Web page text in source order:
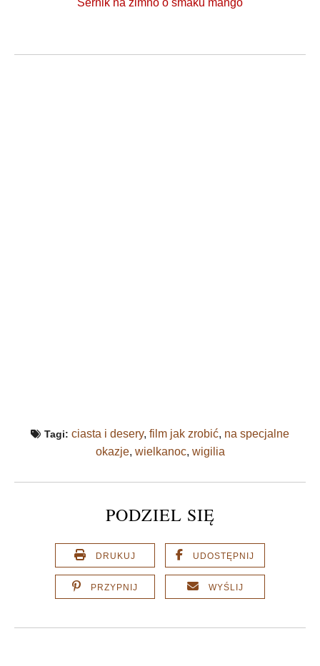
Tagi: ciasta i desery, film jak zrobić, na specjalne
okazje, wielkanoc, wigilia
PODZIEL SIĘ
DRUKUJ UDOSTĘPNIJ
PRZYPNIJ WYŚLIJ